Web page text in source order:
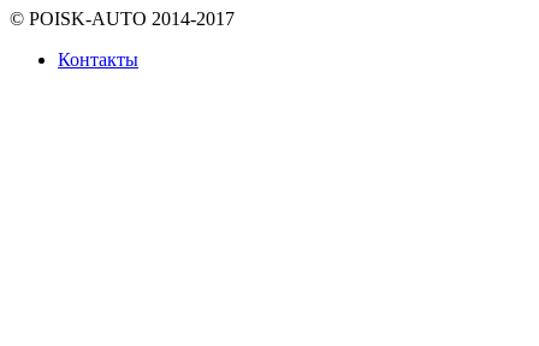
© POISK-AUTO 2014-2017
Контакты